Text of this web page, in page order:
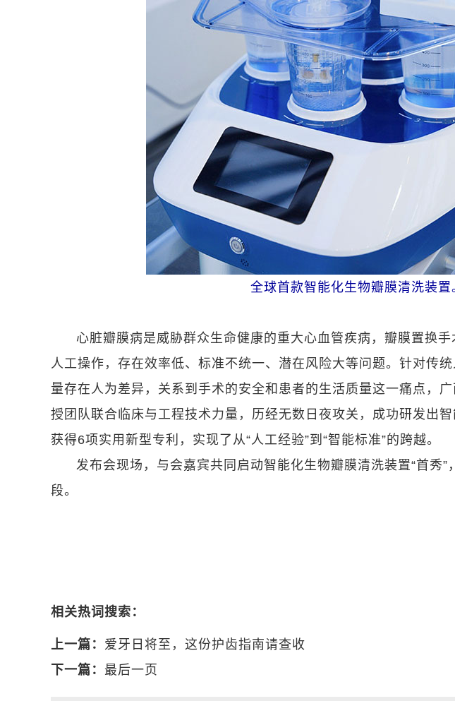
全球首款智能化生物瓣膜清洗装置
心脏瓣膜病是威胁群众生命健康的重大心血管疾病，瓣膜置换
人工操作，存在效率低、标准不统一、潜在风险大等问题。针对传
量存在人为差异，关系到手术的安全和患者的生活质量这一痛点，
授团队联合临床与工程技术力量，历经无数日夜攻关，成功研发出
获得6项实用新型专利，实现了从“人工经验”到“智能标准”的跨越。
发布会现场，与会嘉宾共同启动智能化生物瓣膜清洗装置“首秀
段。
相关热词搜索：
上一篇： 爱牙日将至，这份护齿指南请查收
下一篇： 最后一页